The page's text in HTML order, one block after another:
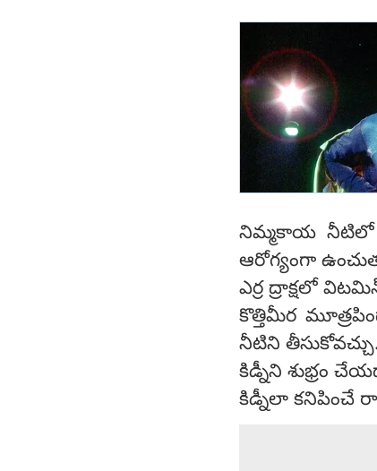
నిమ్మకాయ నీటిలో
ఆరోగ్యంగా
ఎర్ర ద్రాక్షలో
కొత్తిమీర
నీటిని తీసుకోవచ్చు.
కిడ్నీని శుభ్రం
కిడ్నీలా కనిపించే